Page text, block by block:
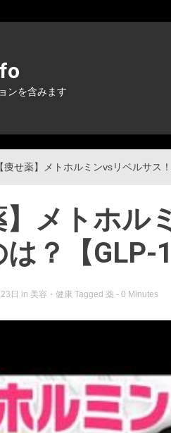
ンを含みます
【痩せ薬】メトホルミンvsリベルサス
】メトホル
？【GLP-1
日 in 美容・健康 Tagged 薬 - 0 Minutes